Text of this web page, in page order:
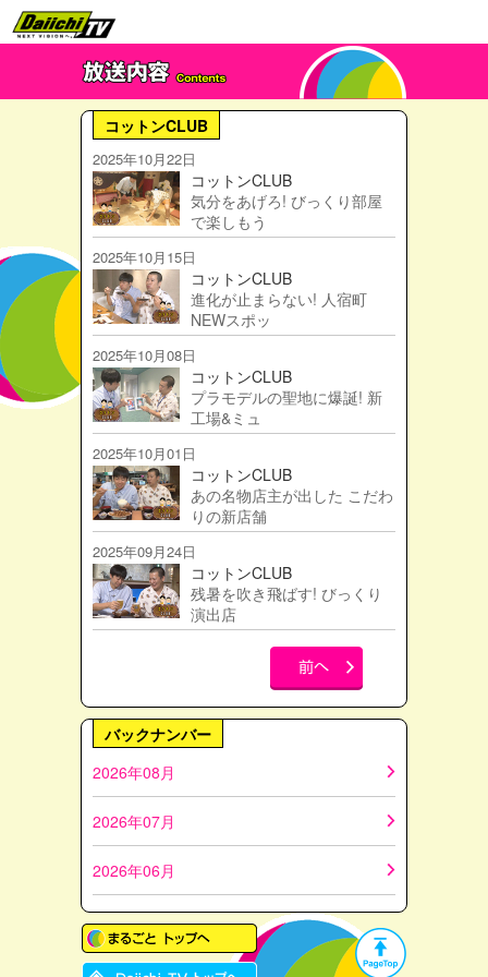
コットンCLUB
2025年10月22日
コットンCLUB
気分をあげろ! びっくり部屋
で楽しもう
2025年10月15日
コットンCLUB
進化が止まらない! 人宿町
NEWスポッ
2025年10月08日
コットンCLUB
プラモデルの聖地に爆誕! 新
工場&ミュ
2025年10月01日
コットンCLUB
あの名物店主が出した こだわ
りの新店舗
2025年09月24日
コットンCLUB
残暑を吹き飛ばす! びっくり
演出店
バックナンバー
2026年08月
2026年07月
2026年06月